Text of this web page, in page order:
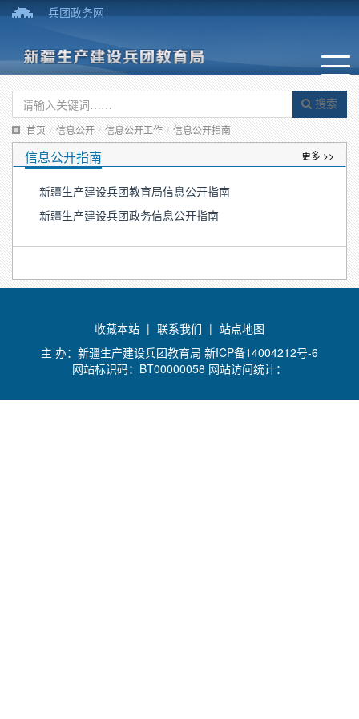
兵团政务网
搜索
首页 / 信息公开 / 信息公开工作 / 信息公开指南
信息公开指南 更多 >>
新疆生产建设兵团教育局信息公开指南
新疆生产建设兵团政务信息公开指南
收藏本站 | 联系我们 | 站点地图
主 办：新疆生产建设兵团教育局 新ICP备14004212号-6
网站标识码：BT00000058 网站访问统计：